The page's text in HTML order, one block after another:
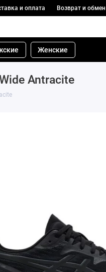
и оплата Возврат и обмен
Женские
Antracite